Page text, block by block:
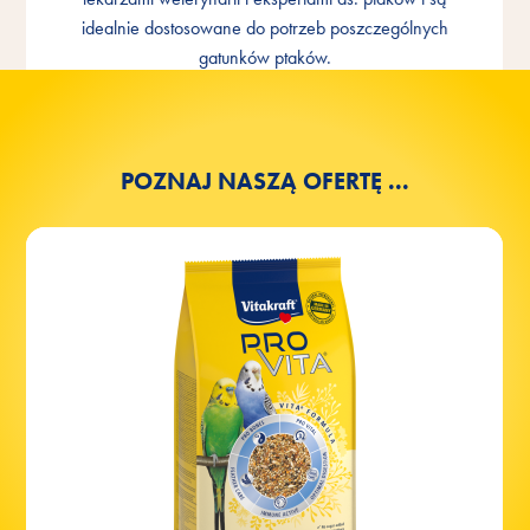
GATUNKU
Składniki
idealnie dostosowane do potrzeb poszczególnych
gatunków ptaków.
POZNAJ NASZĄ OFERTĘ ...